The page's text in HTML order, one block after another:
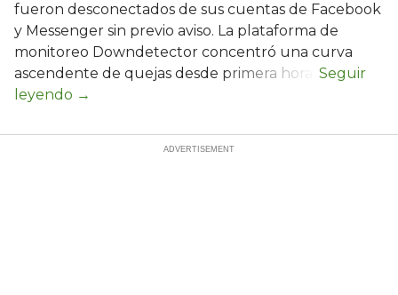
fueron desconectados de sus cuentas de Facebook
y Messenger sin previo aviso. La plataforma de
monitoreo Downdetector concentró una curva
ascendente de quejas desde primera hora.